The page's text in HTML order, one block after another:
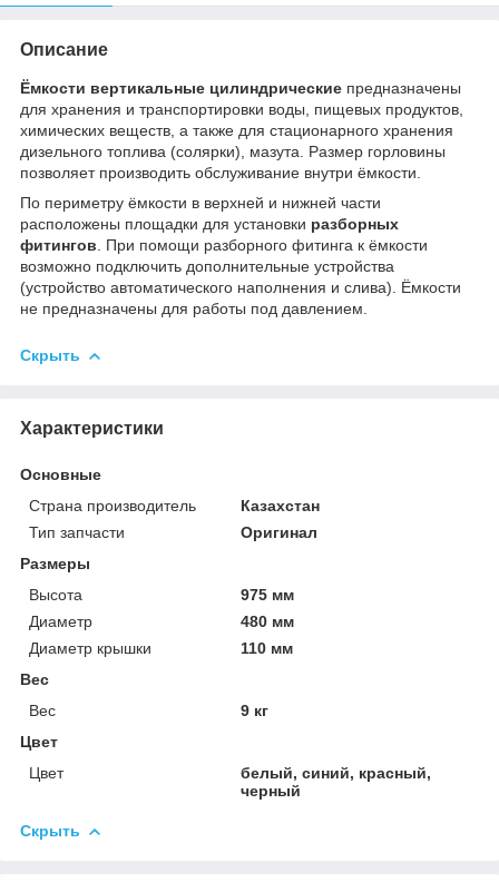
Описание
Ёмкости вертикальные цилиндрические предназначены
для хранения и транспортировки воды, пищевых продуктов,
химических веществ, а также для стационарного хранения
дизельного топлива (солярки), мазута. Размер горловины
позволяет производить обслуживание внутри ёмкости.
По периметру ёмкости в верхней и нижней части
расположены площадки для установки разборных
фитингов . При помощи разборного фитинга к ёмкости
возможно подключить дополнительные устройства
(устройство автоматического наполнения и слива). Ёмкости
не предназначены для работы под давлением.
Скрыть
Характеристики
Основные
Страна производитель
Казахстан
Тип запчасти
Оригинал
Размеры
Высота
975 мм
Диаметр
480 мм
Диаметр крышки
110 мм
Вес
Вес
9 кг
Цвет
Цвет
белый, синий, красный,
черный
Скрыть